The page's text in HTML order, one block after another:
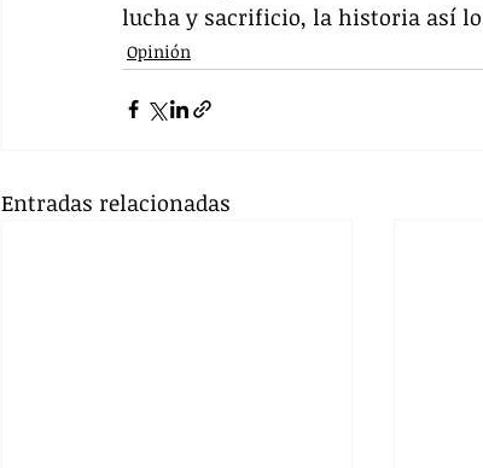
lucha y sacrificio, la historia así lo
Opinión
Entradas relacionadas